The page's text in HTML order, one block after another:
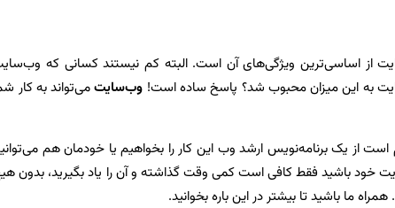
از اساسی‌ترین ویژگی‌های آن است. البته کم نیستند کسانی که
به این میزان محبوب شد؟ پاسخ ساده است! وب‌سایتمی‌تواند به کار
است از یک برنامه‌نویس ارشد وب این کار را بخواهیم یا خودمان هم
خود باشید فقط کافی است کمی وقت گذاشته و آن را یاد بگیرید، بدون
ما باشید تا بیشتر در این باره بخوانید.